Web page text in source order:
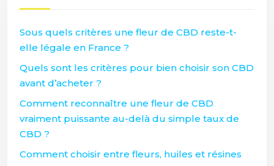
Sous quels critères une fleur de CBD reste-t-
elle légale en France ?
Quels sont les critères pour bien choisir son CBD
avant d’acheter ?
Comment reconnaître une fleur de CBD
vraiment puissante au-delà du simple taux de
CBD ?
Comment choisir entre fleurs, huiles et résines